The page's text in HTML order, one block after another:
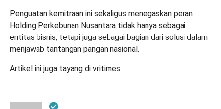
Penguatan kemitraan ini sekaligus menegaskan peran
Holding Perkebunan Nusantara tidak hanya sebagai
entitas bisnis, tetapi juga sebagai bagian dari solusi dalam
menjawab tantangan pangan nasional.
Artikel ini juga tayang di vritimes